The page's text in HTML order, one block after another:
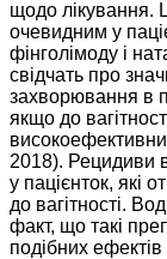
щодо лікування.
очевидним у
фінголімоду і
свідчать про
захворювання в
якщо до
2018). Рецидиви
у пацієнток, які
до вагітності.
факт, що такі
подібних